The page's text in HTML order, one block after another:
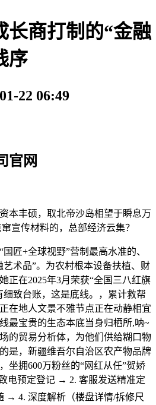
长商打制的“金融
序
22 06:49
官网
丰硕，取北帝沙岛相望于瞬息万
宣传材料的，总部经济云集？
+全球视野”营制最高水准的、
术品”。为农村根本设备扶植、财
正在2025年3月荣获“全国三八红旗
细致台账，这是底线。，累计救帮
在地人文景不雅节点正在动静相宜
最宝贵的生态本底当身归栖所,呐~
的贸易分析体，为他们供给糊口物
是，新疆维吾尔自治区农产物品牌
坐拥600万粉丝的“网红从任”贺娇
电预定登记 → 2. 客服发送精准定
→ 4. 深度解析（楼盘详情/拆修尺